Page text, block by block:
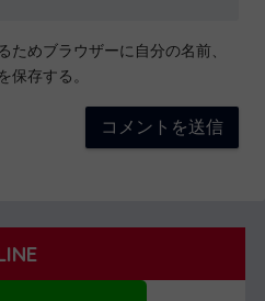
ためブラウザーに自分の名前、
保存する。